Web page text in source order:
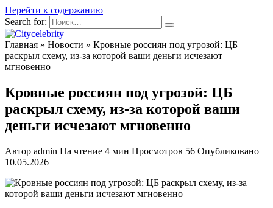
Перейти к содержанию
Search for:
Главная » Новости » Кровные россиян под угрозой: ЦБ
раскрыл схему, из-за которой ваши деньги исчезают
мгновенно
Кровные россиян под угрозой: ЦБ
раскрыл схему, из-за которой ваши
деньги исчезают мгновенно
Автор admin На чтение 4 мин Просмотров 56 Опубликовано
10.05.2026